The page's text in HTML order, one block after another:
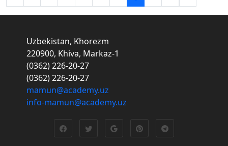
Uzbekistan, Khorezm
220900, Khiva, Markaz-1
(0362) 226-20-27
(0362) 226-20-27
mamun@academy.uz
info-mamun@academy.uz